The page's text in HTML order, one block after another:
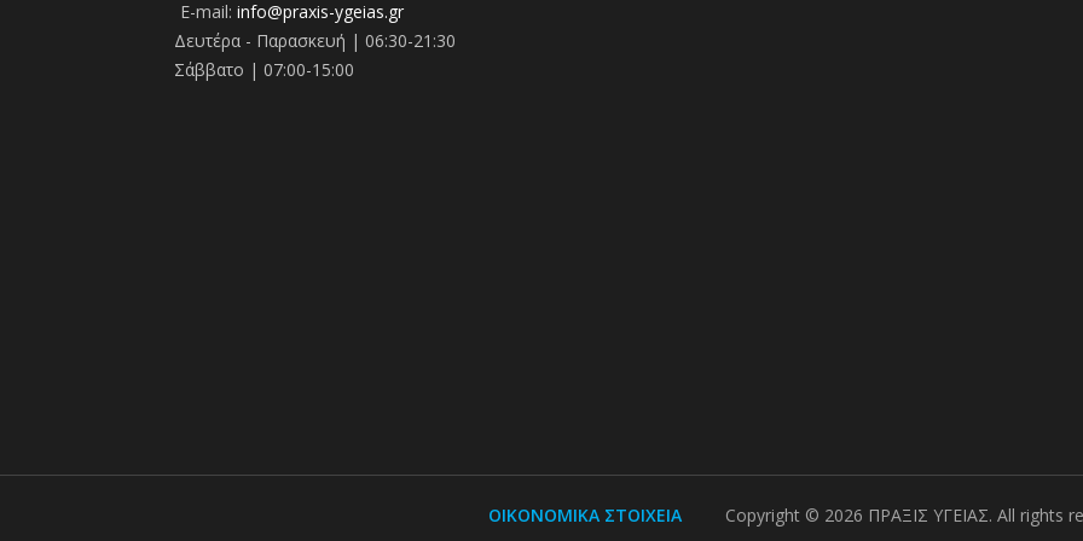
E-mail:info@praxis-ygeias.gr
Δευτέρα - Παρασκευή | 06:30-21:30
Σάββατο | 07:00-15:00
ΟΙΚΟΝΟΜΙΚΑ ΣΤΟΙΧΕΙΑ Copyright © 2026 ΠΡΑΞΙΣ ΥΓΕΙΑΣ. All rights